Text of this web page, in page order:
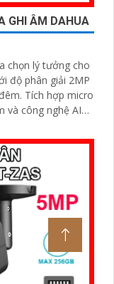
GHI ÂM DAHUA
chọn lý tưởng cho
độ phân giải 2MP
micro
và công nghệ AI